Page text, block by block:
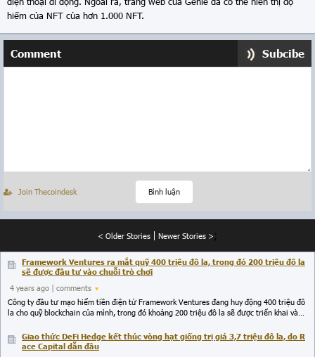
hiếm của NFT của hơn 1.000 NFT.
Comment Subcibe
Join Thecoindesk Bình luận
< Older Stories Newer Stories > ;
Framework Ventures ra mắt quỹ 400 triệu đô la, trong đó 200 triệu đô la
sẽ được đầu tư vào chuỗi trò chơi
4 years ago | comments
Công ty đầu tư mạo hiểm tiền điện tử Framework Ventures đang huy động 400 triệu đô
la cho quỹ blockchain của mình, trong đó khoảng 200 triệu đô la sẽ được triển khai vào
Anderson cho biết ông tin rằng giai đoạn tiếp theo của ngành công nghiệp blockchain
sẽ thu hút nhiều người dùng mới và cuộc chơi blockchain vẫn còn sớm và đầy cơ hội. Sự
Giao thức DeFi Hedge kết thúc vòng hạt giống trị giá 3,7 triệu đô la, do R
ace Capital dẫn đầu